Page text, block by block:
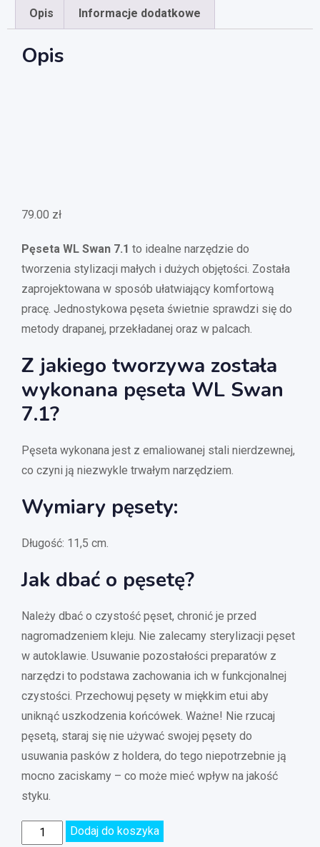
Opis Informacje dodatkowe
Opis
79.00 zł
Pęseta WL Swan 7.1 to idealne narzędzie do
tworzenia stylizacji małych i dużych objętości. Została
zaprojektowana w sposób ułatwiający komfortową
pracę. Jednostykowa pęseta świetnie sprawdzi się do
metody drapanej, przekładanej oraz w palcach.
Z jakiego tworzywa została
wykonana pęseta WL Swan
7.1?
Pęseta wykonana jest z emaliowanej stali nierdzewnej,
co czyni ją niezwykle trwałym narzędziem.
Wymiary pęsety:
Długość: 11,5 cm.
Jak dbać o pęsetę?
Należy dbać o czystość pęset, chronić je przed
nagromadzeniem kleju. Nie zalecamy sterylizacji pęset
w autoklawie. Usuwanie pozostałości preparatów z
narzędzi to podstawa zachowania ich w funkcjonalnej
czystości. Przechowuj pęsety w miękkim etui aby
uniknąć uszkodzenia końcówek. Ważne! Nie rzucaj
pęsetą, staraj się nie używać swojej pęsety do
usuwania pasków z holdera, do tego niepotrzebnie ją
mocno zaciskamy – co może mieć wpływ na jakość
styku.
Dodaj do koszyka